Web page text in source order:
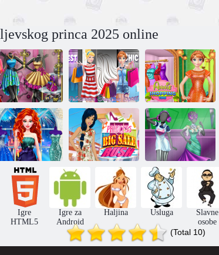
princa 2025 online
Izbor modni
butik
Princeze:
Shopping
Annie: vrijeme
za kupovinu
Zbirka princeze
Prom
Princeze: velika
prodaja
Djevojke: Novi
modni butik
Igre
HTML5
Igre za
Android
Haljina Usluga
Slavne
osobe
(Total 10)